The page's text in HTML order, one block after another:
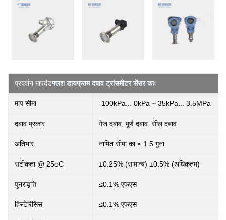
प्रदर्शन मापदंडफ्लश डायफ्राम दबाव ट्रांसमीटर सेंसर काः
माप सीमा -100kPa... 0kPa ~ 35kPa... 3.5MPa
दबाव प्रकार गेज दबाव, पूर्ण दबाव, सील दबाव
अतिभार नामित सीमा का ≤ 1.5 गुना
सटीकता @ 25oC ±0.25% (सामान्य) ±0.5% (अधिकतम)
पुनरावृत्ति ≤0.1% एफएस
हिस्टेरिसिस ≤0.1% एफएस